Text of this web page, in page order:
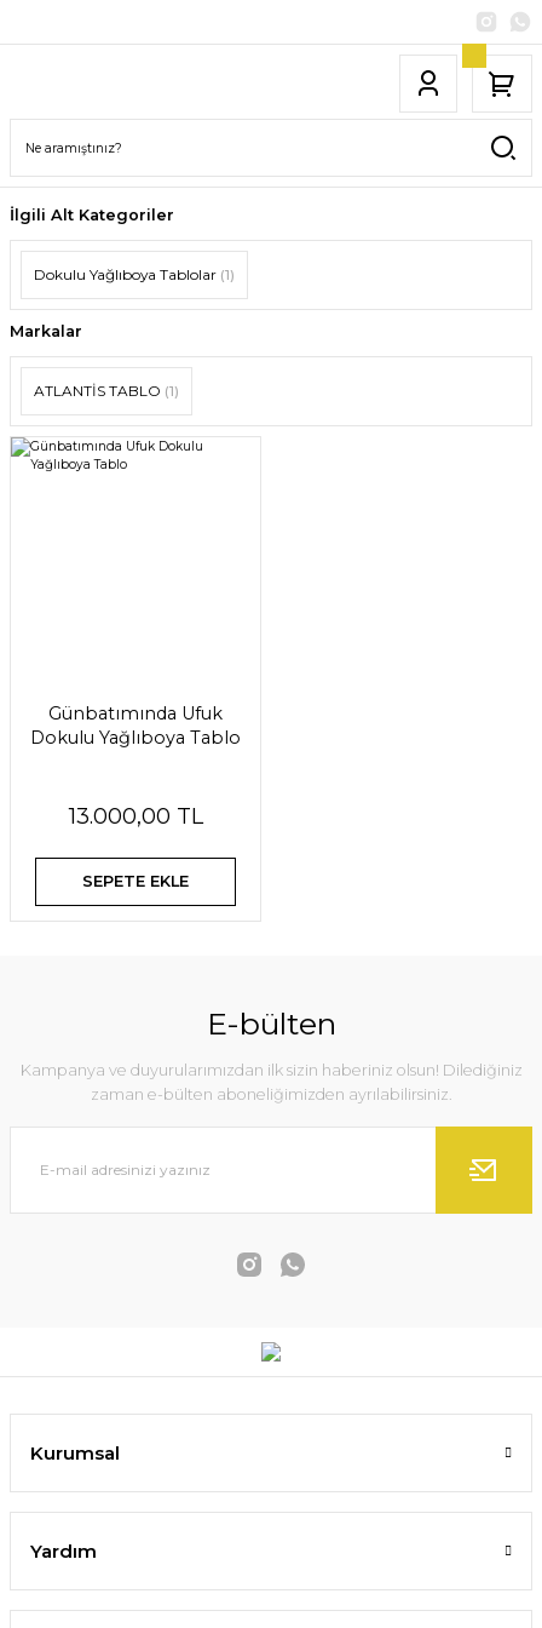
İlgili Alt Kategoriler
Dokulu Yağlıboya Tablolar (1)
Markalar
ATLANTİS TABLO (1)
Günbatımında Ufuk
Dokulu Yağlıboya Tablo
13.000,00 TL
SEPETE EKLE
E-bülten
Kampanya ve duyurularımızdan ilk sizin haberiniz olsun! Dilediğiniz
zaman e-bülten aboneliğimizden ayrılabilirsiniz.
Kurumsal
Yardım